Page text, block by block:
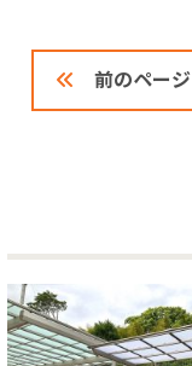
前のペー